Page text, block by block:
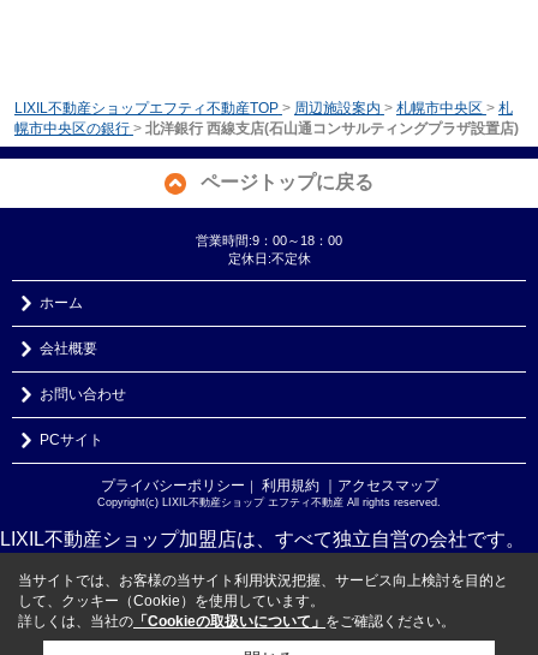
LIXIL不動産ショップエフティ不動産TOP > 周辺施設案内 > 札幌市中央区 > 札
幌市中央区の銀行 > 北洋銀行 西線支店(石山通コンサルティングプラザ設置店)
ページトップに戻る
営業時間:9：00～18：00
定休日:不定休
ホーム
会社概要
お問い合わせ
PCサイト
プライバシーポリシー ｜ 利用規約 ｜アクセスマップ
Copyright(c) LIXIL不動産ショップ エフティ不動産 All rights reserved.
LIXIL不動産ショップ加盟店は、すべて独立自営の会社です。
当サイトでは、お客様の当サイト利用状況把握、サービス向上検討を目的と
して、クッキー（Cookie）を使用しています。
詳しくは、当社の 「Cookieの取扱いについて」 をご確認ください。